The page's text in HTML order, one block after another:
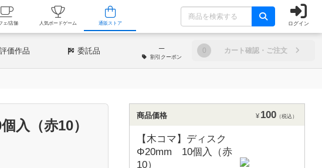
一覧 カフェ/店舗 人気ボードゲーム 通販ストア ログイン
価作品 委託品 ─
割引 クーポン
0 カート確認・ご注文
入（赤10）
商品価格 ¥ 100 （税込）
【木コマ】ディスク
Φ20mm 10個入（赤
10）